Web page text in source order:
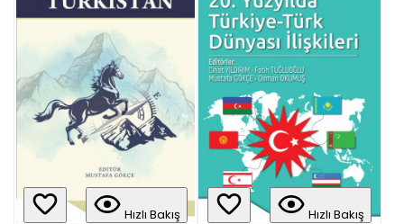
Hızlı Bakış
Hızlı Bakış